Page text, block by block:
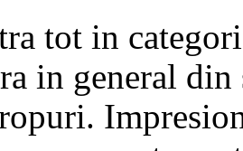
tot in
in general